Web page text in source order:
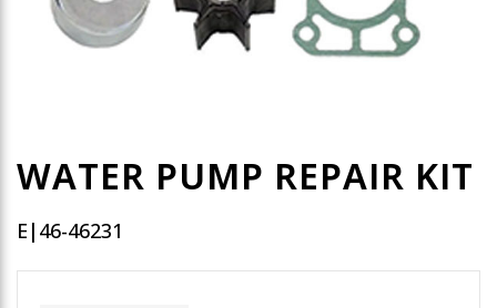
WATER PUMP REPAIR KIT
E|46-46231